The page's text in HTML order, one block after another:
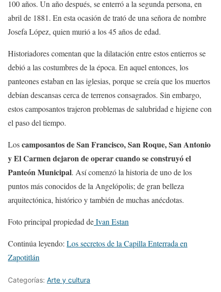
100 años. Un año después, se enterró a la segunda persona, en
abril de 1881. En esta ocasión de trató de una señora de nombre
Josefa López, quien murió a los 45 años de edad.
Historiadores comentan que la dilatación entre estos entierros se
debió a las costumbres de la época. En aquel entonces, los
panteones estaban en las iglesias, porque se creía que los muertos
debían descansas cerca de terrenos consagrados. Sin embargo,
estos camposantos trajeron problemas de salubridad e higiene con
el paso del tiempo.
Loscamposantos de San Francisco, San Roque, San Antonio
y El Carmen dejaron de operar cuando se construyó el
Panteón Municipal. Así comenzó la historia de uno de los
puntos más conocidos de la Angelópolis; de gran belleza
arquitectónica, histórico y también de muchas anécdotas.
Foto principal propiedad deIvan Estan
Continúa leyendo: Los secretos de la Capilla Enterrada en
Zapotitlán
Categorías: Arte y cultura